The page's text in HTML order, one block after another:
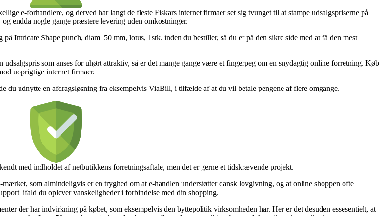
e-forhandlere, og derved har langt de fleste Fiskars internet firmaer set sig tvunget til at stampe udsalgspriserne på
endda nogle gange præstere levering uden omkostninger.
Intricate Shape punch, diam. 50 mm, lotus, 1stk. inden du bestiller, så du er på den sikre side med at få den mest
som anses for uhørt attraktiv, så er det mange gange være et fingerpeg om en snydagtig online forretning. Køb
uoprigtige internet firmaer.
du udnytte en afdragsløsning fra eksempelvis ViaBill, i tilfælde af at du vil betale pengene af flere omgange.
med indholdet af netbutikkens forretningsaftale, men det er gerne et tidskrævende projekt.
som almindeligvis er en tryghed om at e-handlen understøtter dansk lovgivning, og at online shoppen ofte
ifald du oplever vanskeligheder i forbindelse med din shopping.
der har indvirkning på købet, som eksempelvis den byttepolitik virksomheden har. Her er det desuden essesentielt, at